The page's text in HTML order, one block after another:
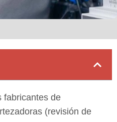
fabricantes de
(revisión de